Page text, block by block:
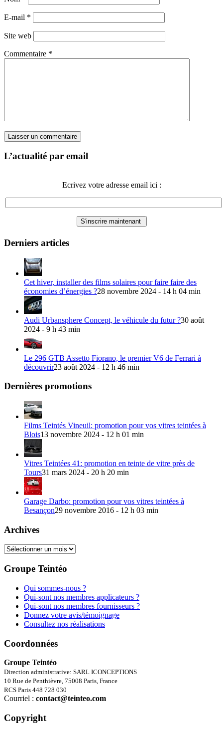
E-mail *
Site web
Commentaire *
L’actualité par email
Ecrivez votre adresse email ici :
Derniers articles
Cet hiver, installer des films solaires pour faire faire des
économies d’énergies ?28 novembre 2024 - 14 h 04 min
Audi Urbansphere Concept, le véhicule du futur ?30 août
2024 - 9 h 43 min
Le 296 GTB Assetto Fiorano, le premier V6 de Ferrari à
découvrir23 août 2024 - 12 h 46 min
Dernières promotions
Films Teintés Vineuil: promotion pour vos vitres teintées à
Blois13 novembre 2024 - 12 h 01 min
Vitres Teintées 41: promotion en teinte de vitre près de
Tours31 mars 2024 - 20 h 20 min
Garage Darbo: promotion pour vos vitres teintées à
Besançon29 novembre 2016 - 12 h 03 min
Archives
Archives
Groupe Teintéo
Qui sommes-nous ?
Qui-sont nos membres applicateurs ?
Qui-sont nos membres fournisseurs ?
Donnez votre avis/témoignage
Consultez nos réalisations
Coordonnées
Groupe Teintéo
Direction administrative: SARL ICONCEPTIONS
10 Rue de Penthièvre, 75008 Paris, France
RCS Paris 448 728 030
Courriel : contact@teinteo.com
Copyright